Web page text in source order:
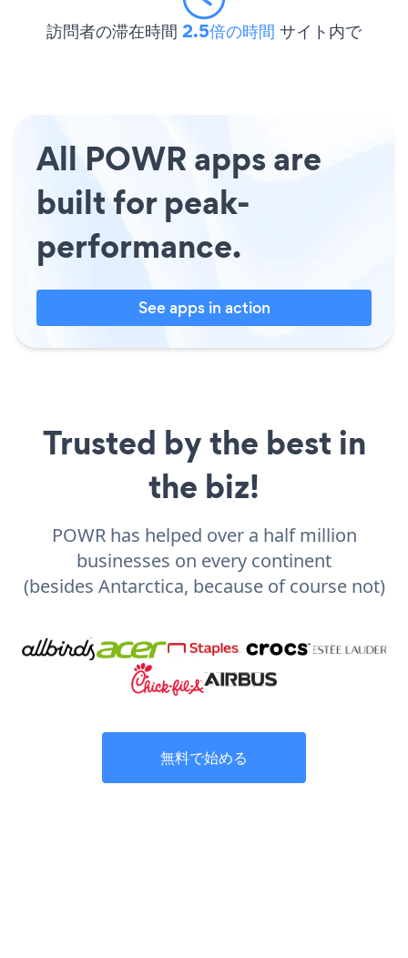
訪問者の滞在時間 2.5倍の時間 サイト内で
All POWR apps are
built for peak-
performance.
See apps in action
Trusted by the best in
the biz!
POWR has helped over a half million
businesses on every continent
(besides Antarctica, because of course not)
無料で始める